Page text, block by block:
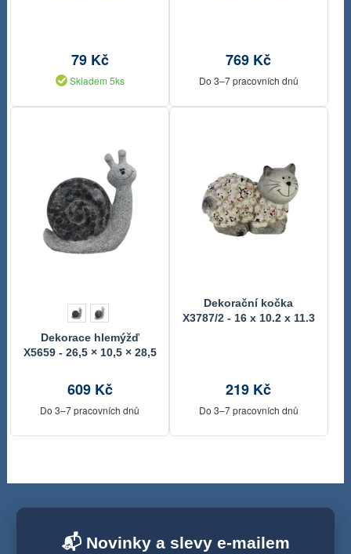
79 Kč
Skladem 5ks
769 Kč
Do 3–7 pracovních dnů
Dekorace hlemýžď
X5659 - 26,5 × 10,5 × 28,5
609 Kč
Do 3–7 pracovních dnů
Dekorační kočka
X3787/2 - 16 x 10.2 x 11.3
219 Kč
Do 3–7 pracovních dnů
📬 Novinky a slevy e-mailem